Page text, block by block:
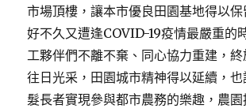
市場頂樓，讓本市優良田園基地得以
好不久又遭逢COVID-19疫情最嚴重的
工夥伴們不離不棄、同心協力重建，
往日光采，田園城市精神得以延續，
髮長者實現參與都市農務的樂趣，農